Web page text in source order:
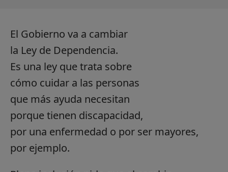
El Gobierno va a cambiar
la Ley de Dependencia.
Es una ley que trata sobre
cómo cuidar a las personas
que más ayuda necesitan
porque tienen discapacidad,
por una enfermedad o por ser mayores,
por ejemplo.